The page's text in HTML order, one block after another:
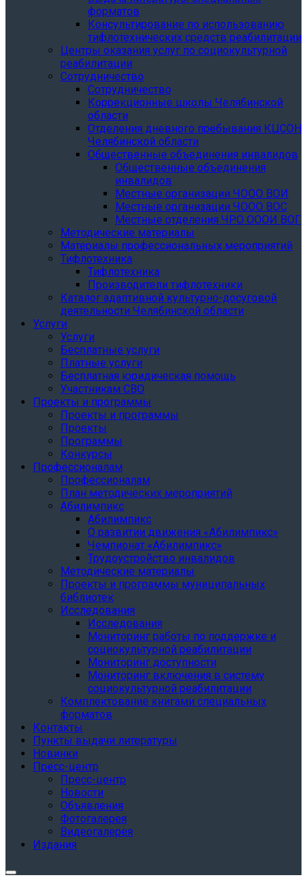
форматов
Консультирование по использованию
тифлотехнических средств реабилитации
Центры оказания услуг по социокультурной
реабилитации
Сотрудничество
Сотрудничество
Коррекционные школы Челябинской
области
Отделения дневного пребывания КЦСОН
Челябинской области
Общественные объединения инвалидов
Общественные объединения
инвалидов
Местные организации ЧООО ВОИ
Местные организации ЧООО ВОС
Местные отделения ЧРО ОООИ ВОГ
Методические материалы
Материалы профессиональных мероприятий
Тифлотехника
Тифлотехника
Производители тифлотехники
Каталог адаптивной культурно-досуговой
деятельности Челябинской области
Услуги
Услуги
Бесплатные услуги
Платные услуги
Бесплатная юридическая помощь
Участникам СВО
Проекты и программы
Проекты и программы
Проекты
Программы
Конкурсы
Профессионалам
Профессионалам
План методических мероприятий
Абилимпикс
Абилимпикс
О развитии движения «Абилимпикс»
Чемпионат «Абилимпикс»
Трудоустройство инвалидов
Методические материалы
Проекты и программы муниципальных
библиотек
Исследования
Исследования
Мониторинг работы по поддержке и
социокультурной реабилитации
Мониторинг доступности
Мониторинг включения в систему
социокультурной реабилитации
Комплектование книгами специальных
форматов
Контакты
Пункты выдачи литературы
Новинки
Пресс-центр
Пресс-центр
Новости
Объявления
Фотогалерея
Видеогалерея
Издания